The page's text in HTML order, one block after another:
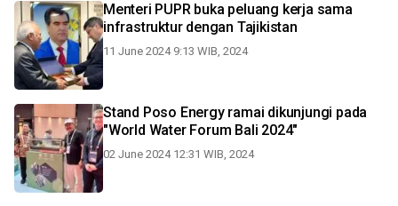
Menteri PUPR buka peluang kerja sama
infrastruktur dengan Tajikistan
11 June 2024 9:13 WIB, 2024
Stand Poso Energy ramai dikunjungi pada
"World Water Forum Bali 2024"
02 June 2024 12:31 WIB, 2024